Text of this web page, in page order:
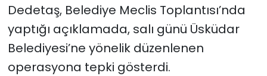
Dedetaş, Belediye Meclis Toplantısı’nda
yaptığı açıklamada, salı günü Üsküdar
Belediyesi’ne yönelik düzenlenen
operasyona tepki gösterdi.